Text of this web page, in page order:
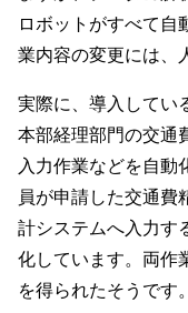
ロボットがすべて自
業内容の変更には、
実際に、導入してい
本部経理部門の交通
入力作業などを自動
員が申請した交通費
計システムへ入力す
化しています。両作
を得られたそうです。